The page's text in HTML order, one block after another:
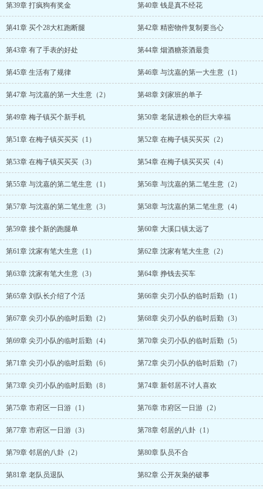
第39章 打疯狗有奖金 第40章 钱是真不经花
第41章 买个28大杠跑断腿 第42章 精密物件复制要当心
第43章 有了手表的好处 第44章 烟酒糖茶酒最贵
第45章 生活有了规律 第46章 与沈嘉的第一大生意（1）
第47章 与沈嘉的第一大生意（2） 第48章 刘家班的单子
第49章 梅子镇买个新手机 第50章 老鼠进粮仓的巨大幸福
第51章 在梅子镇买买买（1） 第52章 在梅子镇买买买（2）
第53章 在梅子镇买买买（3） 第54章 在梅子镇买买买（4）
第55章 与沈嘉的第二笔生意（1） 第56章 与沈嘉的第二笔生意（2）
第57章 与沈嘉的第二笔生意（3） 第58章 与沈嘉的第二笔生意（4）
第59章 接个新的跑腿单 第60章 大溪口镇太远了
第61章 沈家有笔大生意（1） 第62章 沈家有笔大生意（2）
第63章 沈家有笔大生意（3） 第64章 挣钱去买车
第65章 刘队长介绍了个活 第66章 尖刃小队的临时后勤（1）
第67章 尖刃小队的临时后勤（2） 第68章 尖刃小队的临时后勤（3）
第69章 尖刃小队的临时后勤（4） 第70章 尖刃小队的临时后勤（5）
第71章 尖刃小队的临时后勤（6） 第72章 尖刃小队的临时后勤（7）
第73章 尖刃小队的临时后勤（8） 第74章 新邻居不讨人喜欢
第75章 市府区一日游（1） 第76章 市府区一日游（2）
第77章 市府区一日游（3） 第78章 邻居的八卦（1）
第79章 邻居的八卦（2） 第80章 队员不合
第81章 老队员退队 第82章 公开灰枭的破事